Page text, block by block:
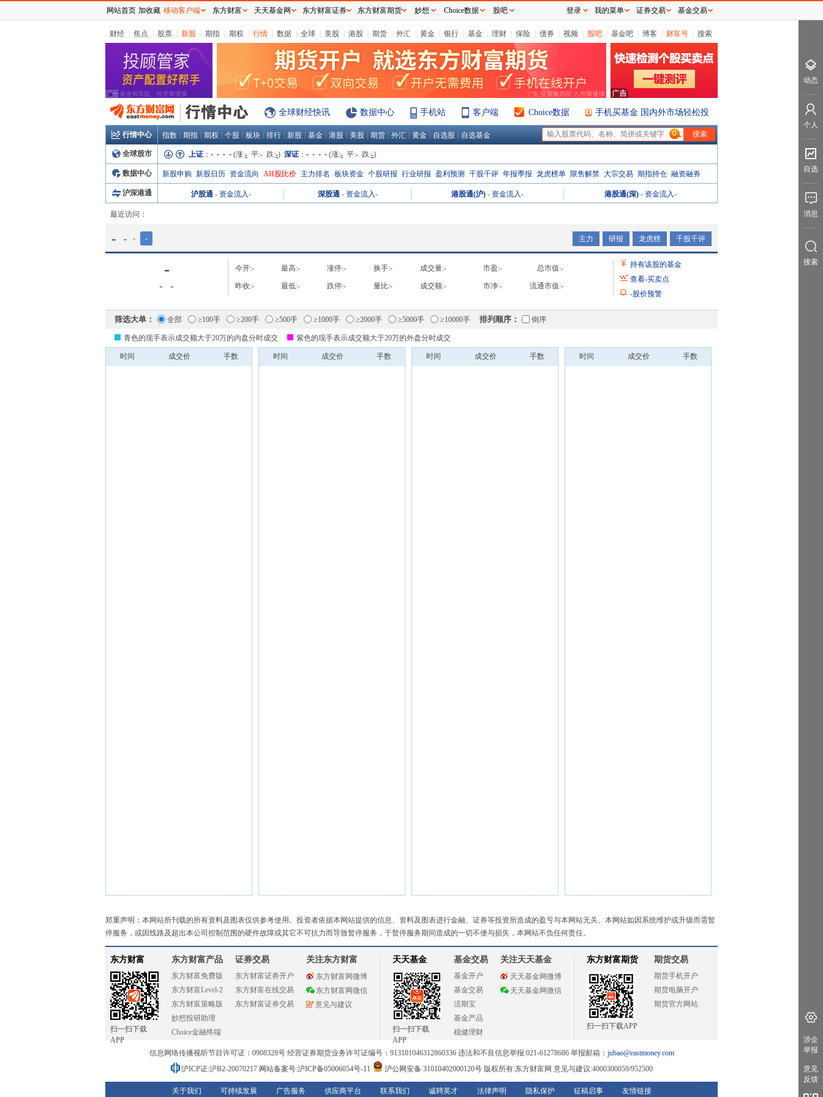
财经 焦点 股票 新股 期指 期权 行情 数据 全球 美股 港股 期货 外汇 黄金 银行 基金 理财 保险 债券 视频 股吧 基金吧 博客 财富号 搜索
全球财经快讯 数据中心 手机站 客户端 Choice数据 手机买基金 国内外市场轻松投
行情中心 指数 期指 期权 个股 板块 排行 新股 基金 港股 美股 期货 外汇 黄金 自选股 自选基金 0
全球股市 上证 ： - - - - (涨:- 平:- 跌:-) 深证 ： - - - - (涨:- 平:- 跌:-)
数据中心 新股申购 新股日历 资金流向 AH股比价 主力排名 板块资金 个股研报 行业研报 盈利预测 千股千评 年报季报 龙虎榜单 限售解禁 大宗交易 期指持仓 融资融券
沪深港通 沪股通 - 资金流入- 深股通 - 资金流入- 港股通(沪) - 资金流入- 港股通(深) - 资金流入-
最近访问：
- - - - 主力 研报 龙虎榜 千股千评
-
- -
今开:- 最高:- 涨停:- 换手:- 成交量:- 市盈:- 总市值:-
昨收:- 最低:- 跌停:- 量比:- 成交额:- 市净:- 流通市值:-
持有该股的基金
查看-买卖点
-股价预警
筛选大单： 全部 ≥100手 ≥200手 ≥500手 ≥1000手 ≥2000手 ≥5000手 ≥10000手 排列顺序： 倒序
青色的现手表示成交额大于20万的内盘分时成交 紫色的现手表示成交额大于20万的外盘分时成交
时间 成交价 手数 时间 成交价 手数 时间 成交价 手数 时间 成交价 手数
郑重声明：本网站所刊载的所有资料及图表仅供参考使用。投资者依据本网站提供的信息、资料及图表进行金融、证券等投资所造成的盈亏与本网站无关。本网站如因系统维护或升级而需暂
停服务，或因线路及超出本公司控制范围的硬件故障或其它不可抗力而导致暂停服务，于暂停服务期间造成的一切不便与损失，本网站不负任何责任。
东方财富
扫一扫下载
APP
东方财富产品
东方财富免费版
东方财富Level-2
东方财富策略版
妙想投研助理
Choice金融终端
证券交易
东方财富证券开户
东方财富在线交易
东方财富证券交易
关注东方财富
东方财富网微博
东方财富网微信
意见与建议
天天基金
扫一扫下载
APP
基金交易
基金开户
基金交易
活期宝
基金产品
稳健理财
关注天天基金
天天基金网微博
天天基金网微信
东方财富期货
扫一扫下载APP
期货交易
期货手机开户
期货电脑开户
期货官方网站
信息网络传播视听节目许可证：0908328号 经营证券期货业务许可证编号：913101046312860336 违法和不良信息举报:021-61278686 举报邮箱： jubao@eastmoney.com
沪ICP证:沪B2-20070217 网站备案号:沪ICP备05006054号-11 沪公网安备 31010402000120号版权所有:东方财富网 意见与建议:4000300059/952500
关于我们 可持续发展 广告服务 供应商平台 联系我们 诚聘英才 法律声明 隐私保护 征稿启事 友情链接
网站首页 加收藏 移动客户端 东方财富 天天基金网 东方财富证券 东方财富期货 妙想 Choice数据 股吧 登录 我的菜单 证券交易 基金交易
动态
个人
自选
消息
搜索
涉企
举报
意见
反馈